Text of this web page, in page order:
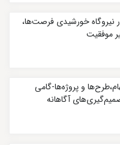
نیروگاه خورشیدی فرصت‌ها،
موفقیت
و پروژه‌ها-گامی
آگاهانه